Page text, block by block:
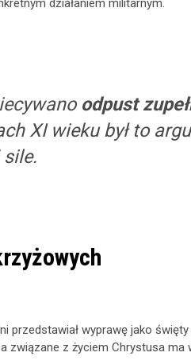
odpust
XI wieku był to
przedstawiał wyprawę jako
związane z życiem Chrystusa